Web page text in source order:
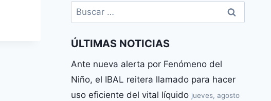
ÚLTIMAS NOTICIAS
Ante nueva alerta por Fenómeno del
Niño, el IBAL reitera llamado para hacer
uso eficiente del vital líquido jueves, agosto